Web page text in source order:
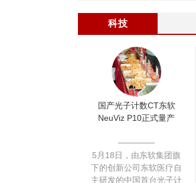
科技
国产光子计数CT东软
NeuViz P10正式量产
5月18日，由东软集团旗
下的创新公司东软医疗自
主研发的中国首台光子计